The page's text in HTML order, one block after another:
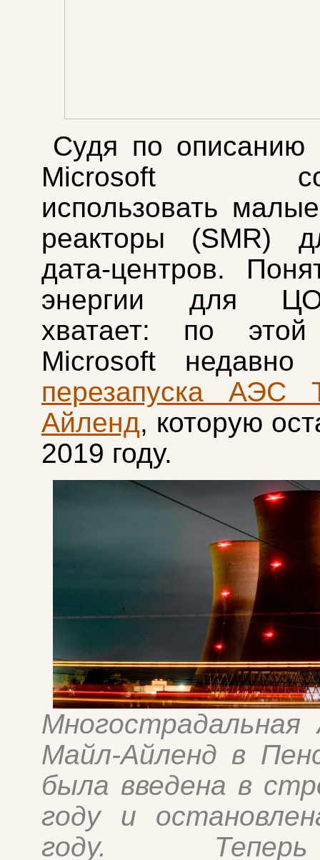
Судя по описанию
Microsoft
использовать
реакторы (SMR)
дата-центров.
энергии для
хватает: по этой
Microsoft
перезапуска АЭС
Айленд, которую
2019 году.
Майл-Айленд в
была введена в
году и
году.